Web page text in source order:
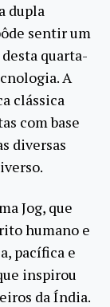
dupla
sentir um
quarta-
A
clássica
com base
diversas
Jog, que
humano e
pacífica e
inspirou
da Índia.